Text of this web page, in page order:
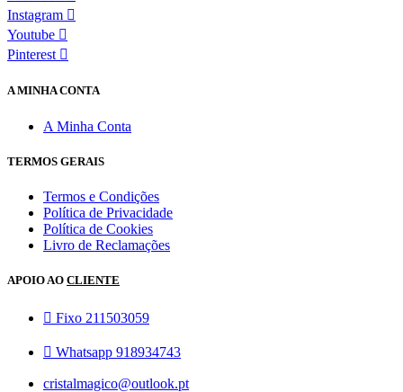
Instagram
Youtube
Pinterest
A MINHA CONTA
A Minha Conta
TERMOS GERAIS
Termos e Condições
Política de Privacidade
Política de Cookies
Livro de Reclamações
APOIO AO CLIENTE
Fixo 211503059
Whatsapp 918934743
cristalmagico@outlook.pt